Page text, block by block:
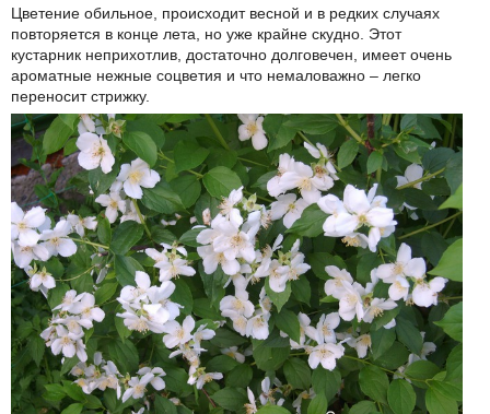
Цветение обильное, происходит весной и в редких случаях
повторяется в конце лета, но уже крайне скудно. Этот
кустарник неприхотлив, достаточно долговечен, имеет очень
ароматные нежные соцветия и что немаловажно – легко
переносит стрижку.